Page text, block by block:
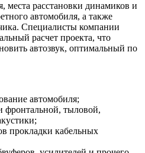
места расстановки динамиков и
автомобиля, а также
Специалисты компании
расчет проекта, что
автозвук, оптимальный по
автомобиля;
фронтальной, тыловой,
прокладки кабельных